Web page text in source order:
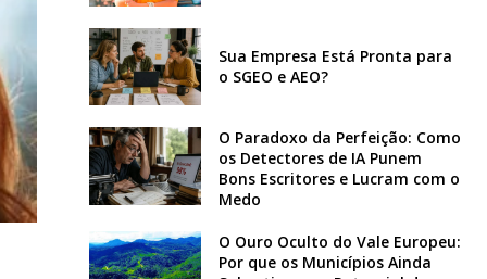
Sua Empresa Está Pronta para
o SGEO e AEO?
O Paradoxo da Perfeição: Como
os Detectores de IA Punem
Bons Escritores e Lucram com o
Medo
O Ouro Oculto do Vale Europeu:
Por que os Municípios Ainda